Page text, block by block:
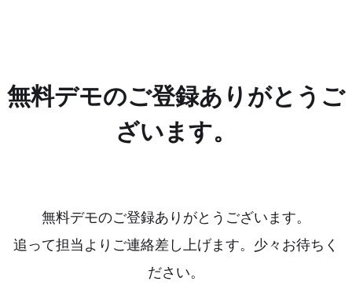
無料デモのご登録ありがとうご
ざいます。
無料デモのご登録ありがとうございます。
追って担当よりご連絡差し上げます。少々お待ちく
ださい。